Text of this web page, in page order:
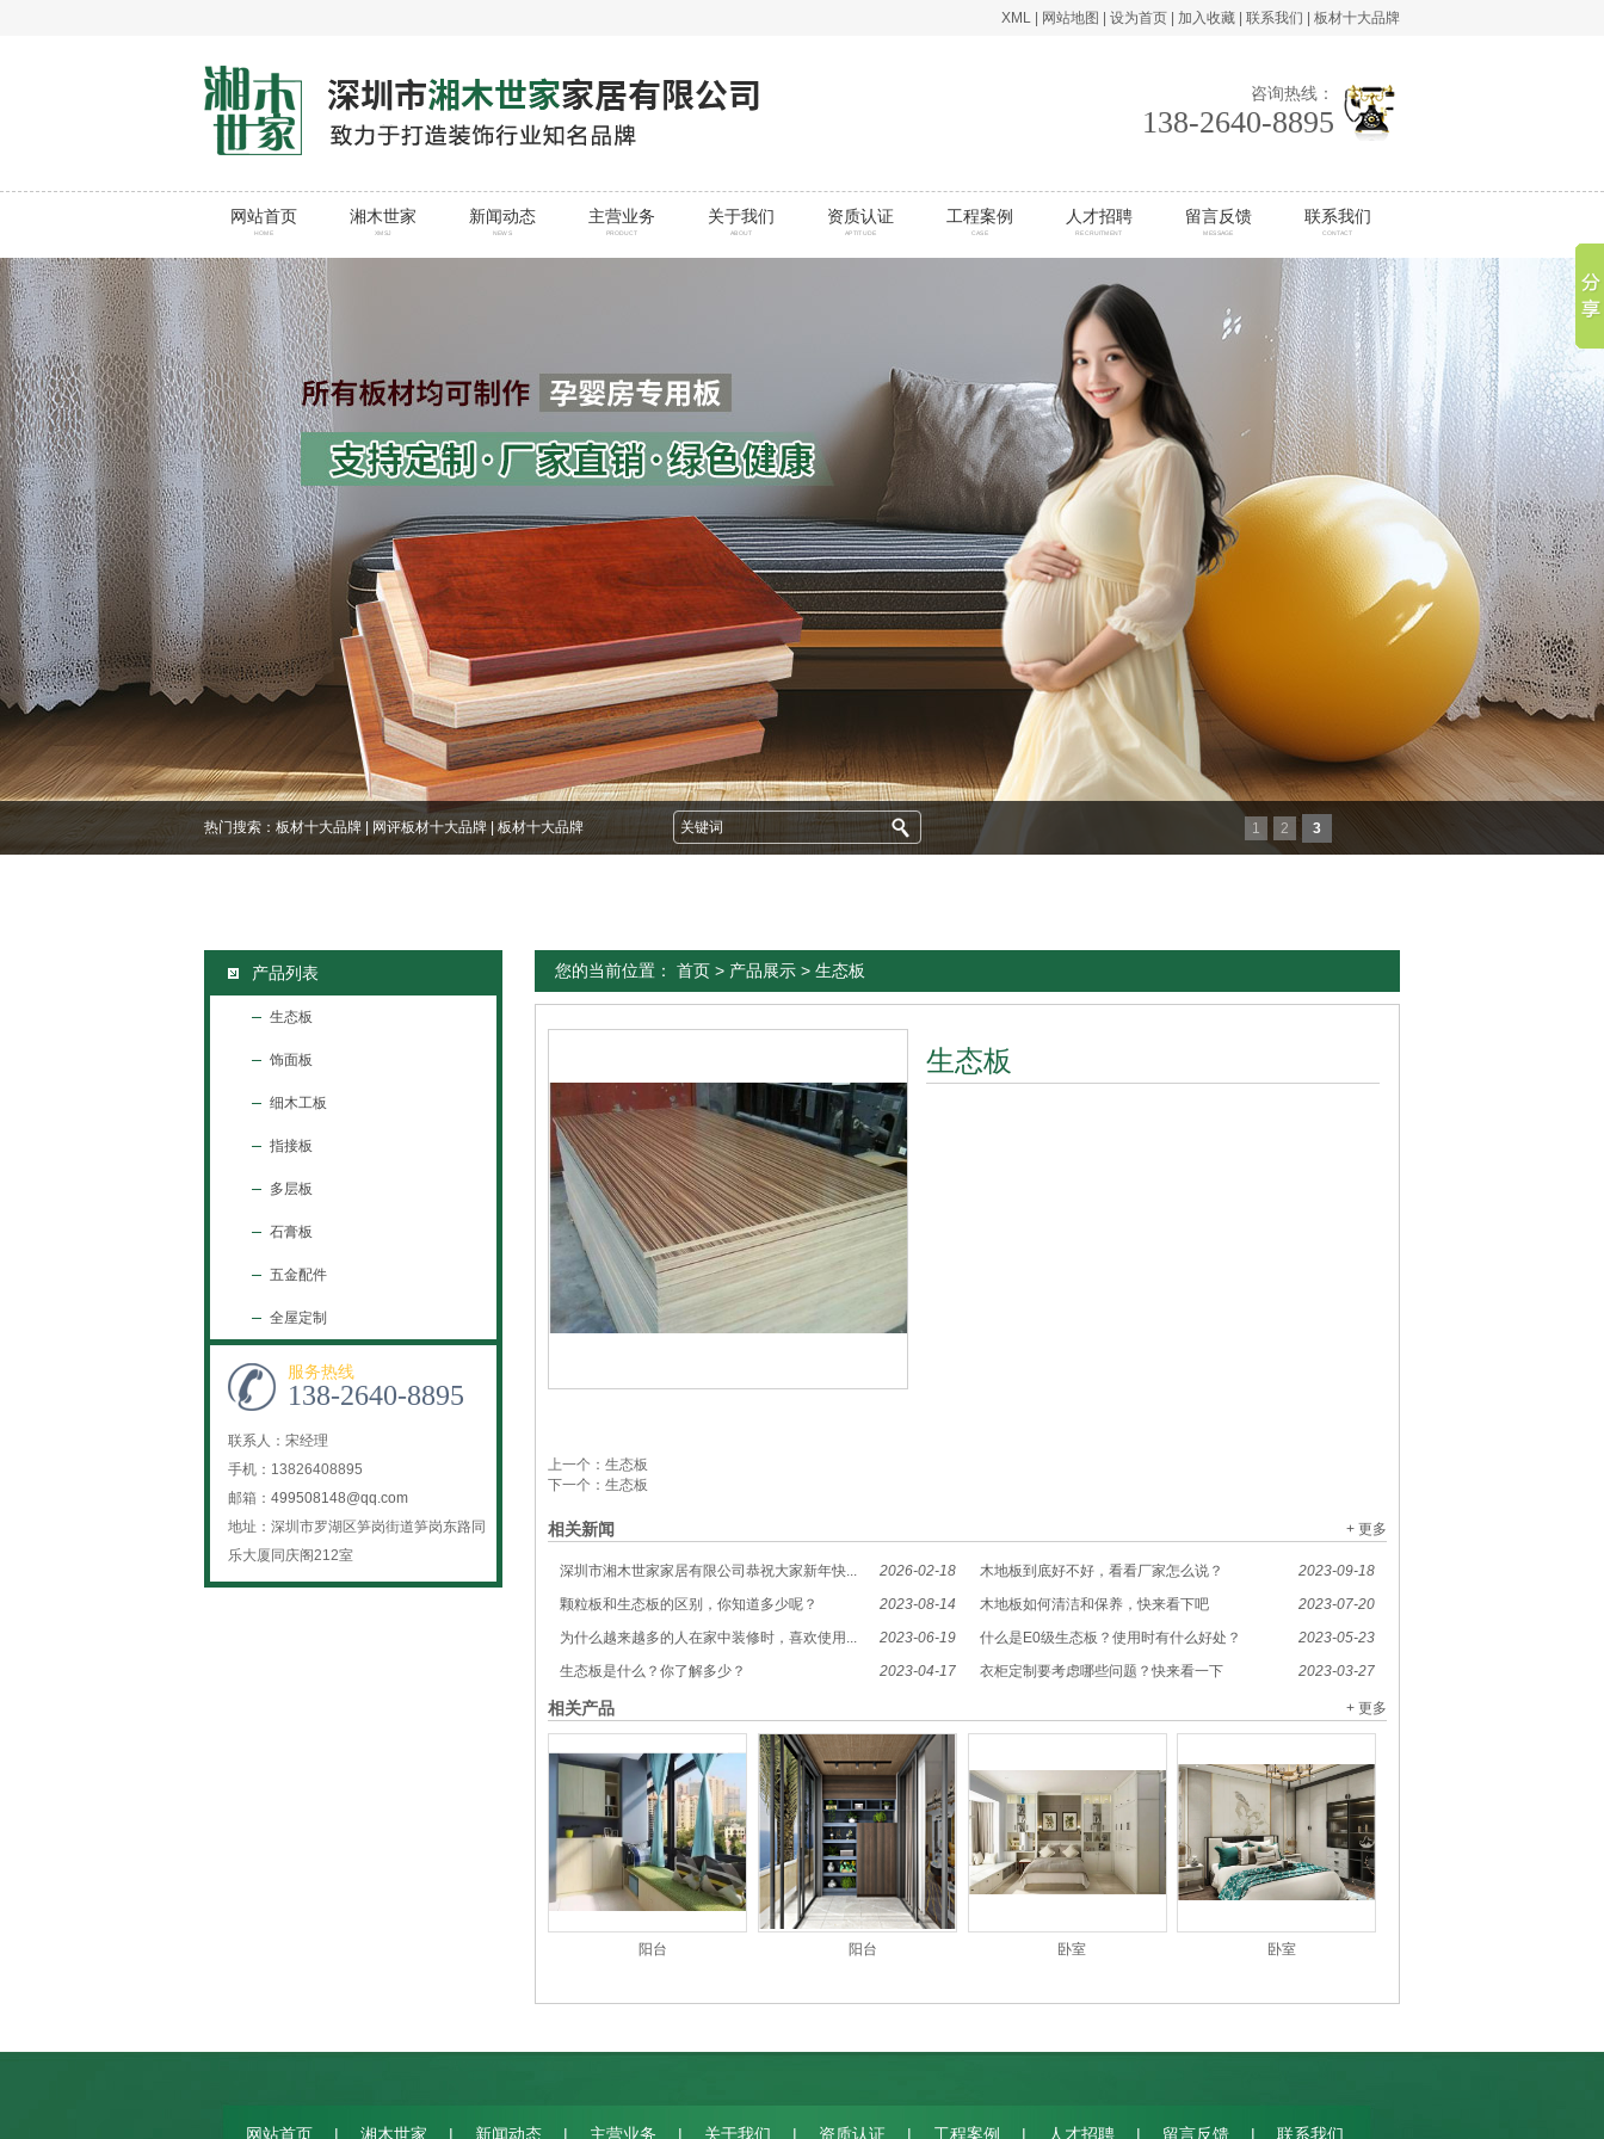
XML 网站地图 设为首页 加入收藏 联系我们 板材十大品牌
咨询热线：
138-2640-8895
网站首页
HOME
湘木世家
XMSJ
新闻动态
NEWS
主营业务
PRODUCT
关于我们
ABOUT
资质认证
APTITUDE
工程案例
CASE
人才招聘
RECRUITMENT
留言反馈
MESSAGE
联系我们
CONTACT
1 2 3
热门搜索： 板材十大品牌 网评板材十大品牌 板材十大品牌
您的当前位置： 首页 > 产品展示 > 生态板
生态板
上一个： 生态板
下一个： 生态板
相关新闻 + 更多
2026-02-18
深圳市湘木世家家居有限公司恭祝大家新年快... 2023-09-18
木地板到底好不好，看看厂家怎么说？
2023-08-14
颗粒板和生态板的区别，你知道多少呢？ 2023-07-20
木地板如何清洁和保养，快来看下吧
2023-06-19
为什么越来越多的人在家中装修时，喜欢使用... 2023-05-23
什么是E0级生态板？使用时有什么好处？
2023-04-17
生态板是什么？你了解多少？ 2023-03-27
衣柜定制要考虑哪些问题？快来看一下
相关产品 + 更多
阳台 阳台 卧室 卧室
产品列表
生态板
饰面板
细木工板
指接板
多层板
石膏板
五金配件
全屋定制
服务热线
138-2640-8895
联系人：宋经理
手机：13826408895
邮箱： 499508148@qq.com
地址：深圳市罗湖区笋岗街道笋岗东路同
乐大厦同庆阁212室
网站首页 | 湘木世家 | 新闻动态 | 主营业务 | 关于我们 | 资质认证 | 工程案例 | 人才招聘 | 留言反馈 | 联系我们